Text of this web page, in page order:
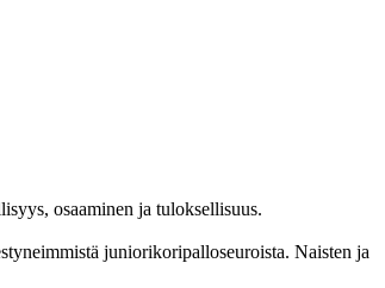
osaaminen ja tulok­sellisuus.
juni­ori­kori­pallo­seuroista. Naisten ja